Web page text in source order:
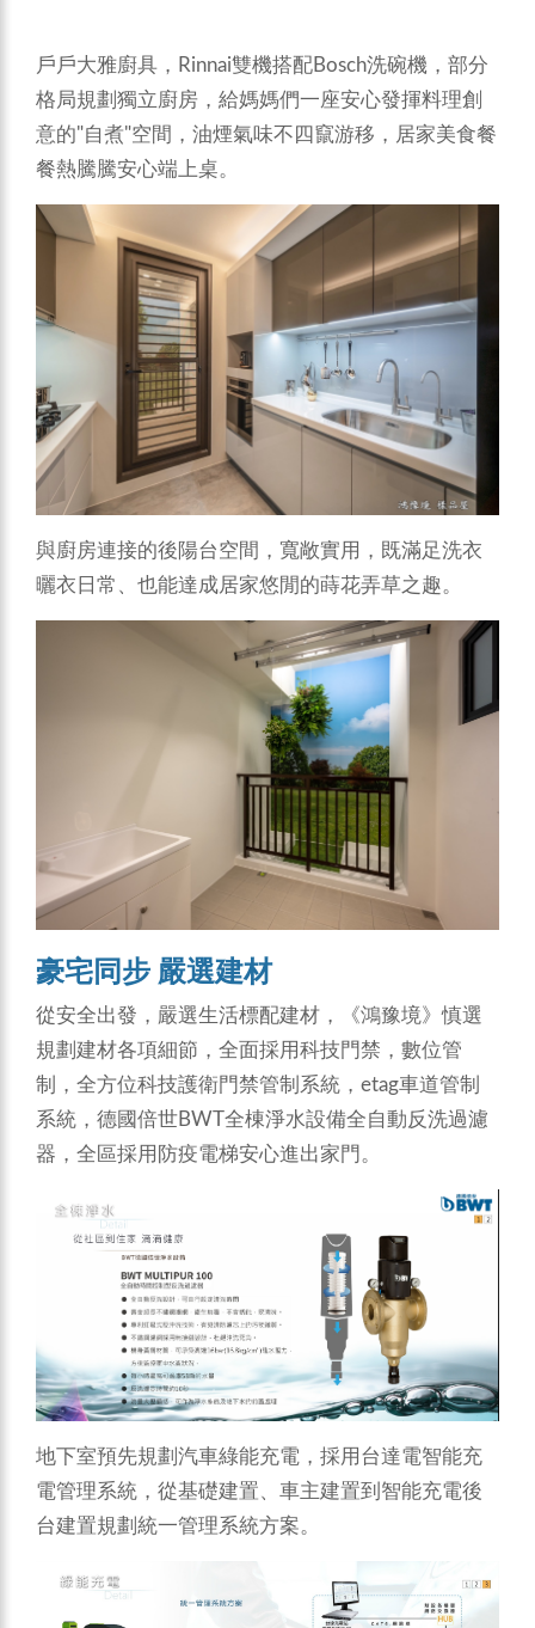
戶戶大雅廚具，Rinnai雙機搭配Bosch洗碗機，部分
格局規劃獨立廚房，給媽媽們一座安心發揮料理創
意的"自煮"空間，油煙氣味不四竄游移，居家美食餐
餐熱騰騰安心端上桌。
與廚房連接的後陽台空間，寬敞實用，既滿足洗衣
曬衣日常、也能達成居家悠閒的蒔花弄草之趣。
豪宅同步 嚴選建材
從安全出發，嚴選生活標配建材，《鴻豫境》慎選
規劃建材各項細節，全面採用科技門禁，數位管
制，全方位科技護衛門禁管制系統，etag車道管制
系統，德國倍世BWT全棟淨水設備全自動反洗過濾
器，全區採用防疫電梯安心進出家門。
地下室預先規劃汽車綠能充電，採用台達電智能充
電管理系統，從基礎建置、車主建置到智能充電後
台建置規劃統一管理系統方案。